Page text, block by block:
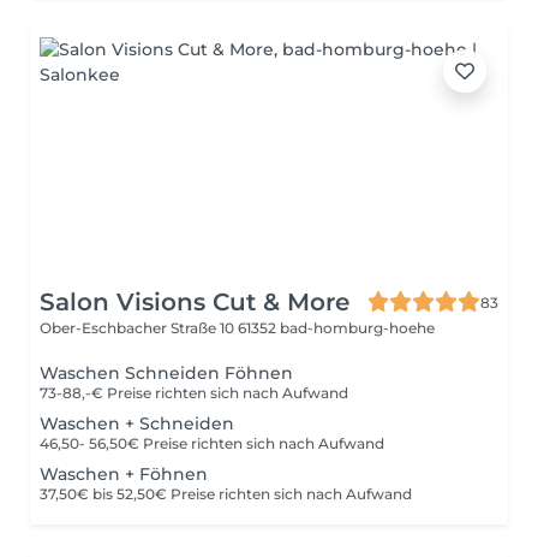
Salon Visions Cut & More
83
Ober-Eschbacher Straße 10 61352 bad-homburg-hoehe
Waschen Schneiden Föhnen
73-88,-€ Preise richten sich nach Aufwand
Waschen + Schneiden
46,50- 56,50€ Preise richten sich nach Aufwand
Waschen + Föhnen
37,50€ bis 52,50€ Preise richten sich nach Aufwand